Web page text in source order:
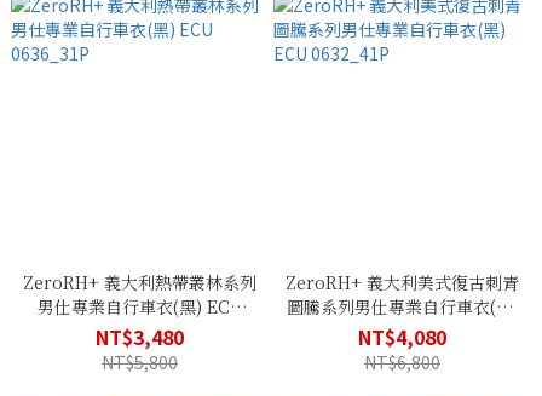
ZeroRH+ 義大利熱帶叢林系列
男仕專業自行車衣(黑) ECU
0636_31P
NT$3,480
NT$5,800
ZeroRH+ 義大利美式復古刺青
圖騰系列男仕專業自行車衣(黑)
ECU 0632_41P
NT$4,080
NT$6,800